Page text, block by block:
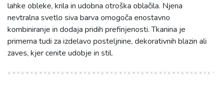
lahke obleke, krila in udobna otroška oblačila. Njena
nevtralna svetlo siva barva omogoča enostavno
kombiniranje in dodaja pridih prefinjenosti. Tkanina je
primerna tudi za izdelavo posteljnine, dekorativnih blazin ali
zaves, kjer cenite udobje in stil.